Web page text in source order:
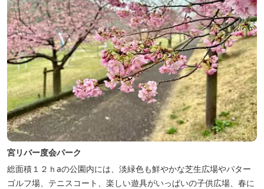
宮リバー度会パーク
総面積１２ｈaの公園内には、淡緑色も鮮やかな芝生広場やパター
ゴルフ場、テニスコート、楽しい遊具がいっぱいの子供広場、春に